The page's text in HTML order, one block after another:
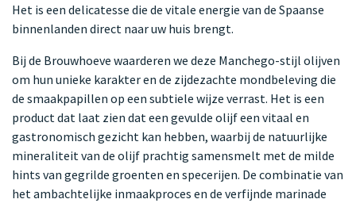
Het is een delicatesse die de vitale energie van de Spaanse
binnenlanden direct naar uw huis brengt.
Bij de Brouwhoeve waarderen we deze Manchego-stijl olijven
om hun unieke karakter en de zijdezachte mondbeleving die
de smaakpapillen op een subtiele wijze verrast. Het is een
product dat laat zien dat een gevulde olijf een vitaal en
gastronomisch gezicht kan hebben, waarbij de natuurlijke
mineraliteit van de olijf prachtig samensmelt met de milde
hints van gegrilde groenten en specerijen. De combinatie van
het ambachtelijke inmaakproces en de verfijnde marinade